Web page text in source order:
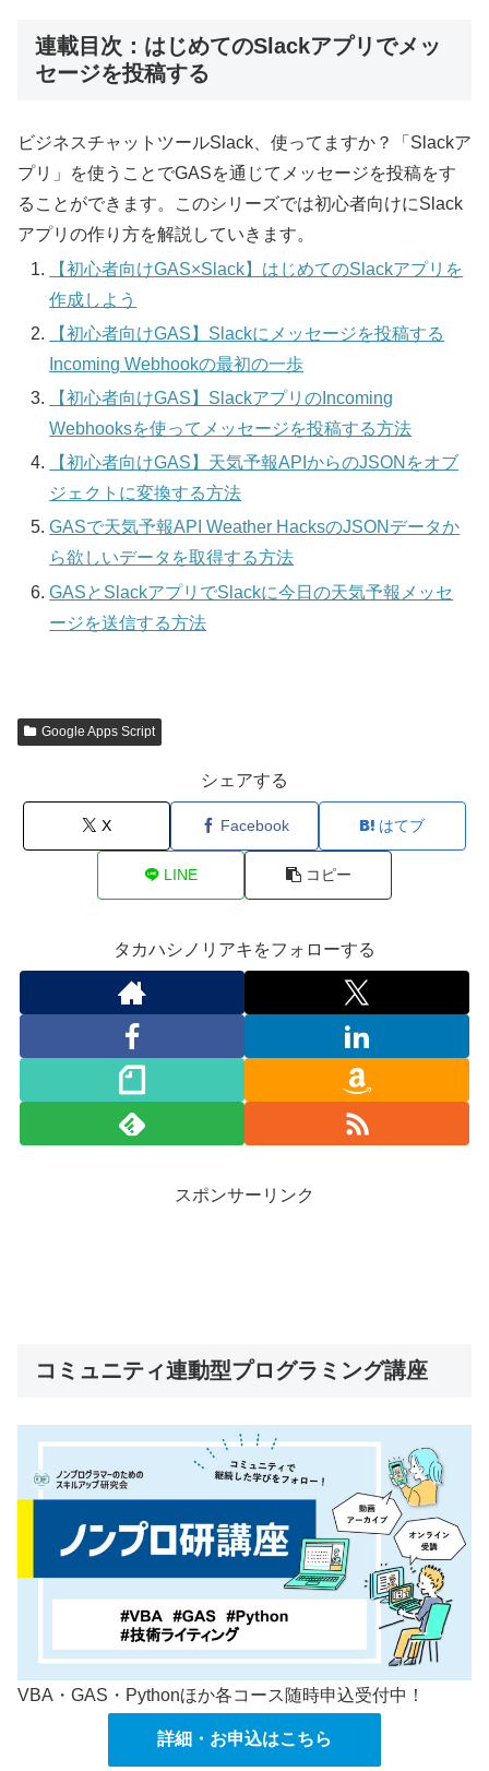
連載目次：はじめてのSlackアプリでメッ
セージを投稿する
ビジネスチャットツールSlack、使ってますか？「Slackア
プリ」を使うことでGASを通じてメッセージを投稿をす
ることができます。このシリーズでは初心者向けにSlack
アプリの作り方を解説していきます。
【初心者向けGAS×Slack】はじめてのSlackアプリを
作成しよう
【初心者向けGAS】Slackにメッセージを投稿する
Incoming Webhookの最初の一歩
【初心者向けGAS】SlackアプリのIncoming
Webhooksを使ってメッセージを投稿する方法
【初心者向けGAS】天気予報APIからのJSONをオブ
ジェクトに変換する方法
GASで天気予報API Weather HacksのJSONデータか
ら欲しいデータを取得する方法
GASとSlackアプリでSlackに今日の天気予報メッセ
ージを送信する方法
Google Apps Script
シェアする
X Facebook はてブ
LINE コピー
タカハシノリアキをフォローする
スポンサーリンク
コミュニティ連動型プログラミング講座
VBA・GAS・Pythonほか各コース随時申込受付中！
詳細・お申込はこちら